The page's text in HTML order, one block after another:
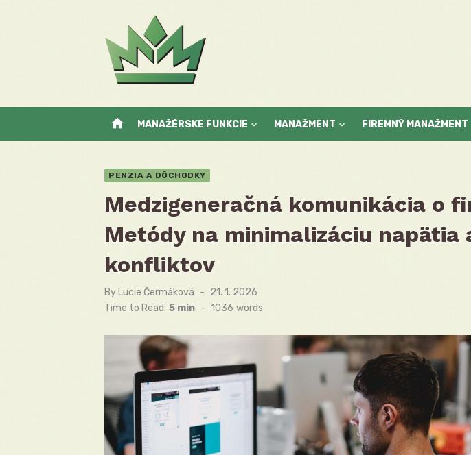
home MANAŽÉRSKE FUNKCIE MANAŽMENT FIREMNÝ MANAŽMENT
PENZIA A DÔCHODKY
Medzigeneračná komunikácia o
Metódy na minimalizáciu napätia
konfliktov
By Lucie Čermáková
Posted
on
21. 1. 2026
Time to Read: 5 min - 1036 words